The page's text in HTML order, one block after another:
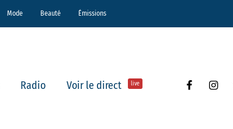
Mode Beauté Émissions
Radio Voir le direct live